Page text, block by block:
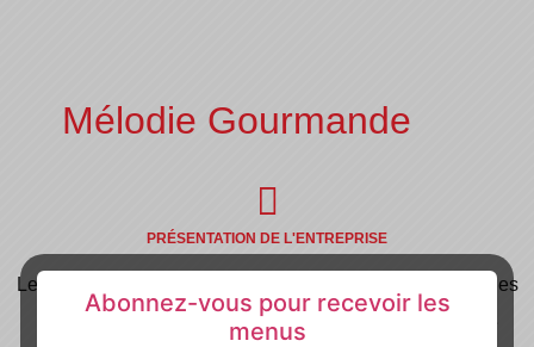
Mélodie Gourmande
PRÉSENTATION DE L'ENTREPRISE
Le restaurant de la Mélodie Gourmande est situé sur Aix les
Bains proposant une cuisine semi gastronomique, faite
Abonnez-vous pour recevoir les
menus